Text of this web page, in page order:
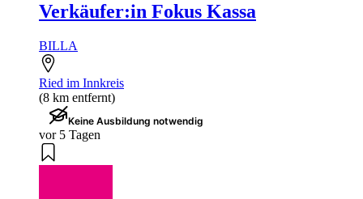
Verkäufer:in Fokus Kassa
BILLA
Ried im Innkreis
(8 km entfernt)
Keine Ausbildung notwendig
vor 5 Tagen